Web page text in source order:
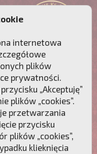
internetowa
plików
prywatności.
„Akceptuję”
plików „cookies”.
przetwarzania
przycisku
plików „cookies”,
klieknięcia